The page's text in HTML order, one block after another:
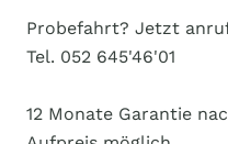
Probefahrt? Jetzt
Tel. 052 645'46'01
12 Monate Garantie